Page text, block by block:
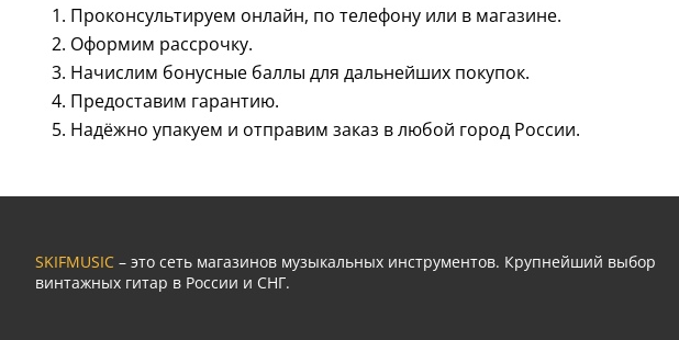
Проконсультируем онлайн, по телефону или в магазине.
Оформим рассрочку.
Начислим бонусные баллы для дальнейших покупок.
Предоставим гарантию.
Надёжно упакуем и отправим заказ в любой город России.
SKIFMUSIC – это сеть магазинов музыкальных инструментов. Крупнейший выбор
винтажных гитар в России и СНГ.